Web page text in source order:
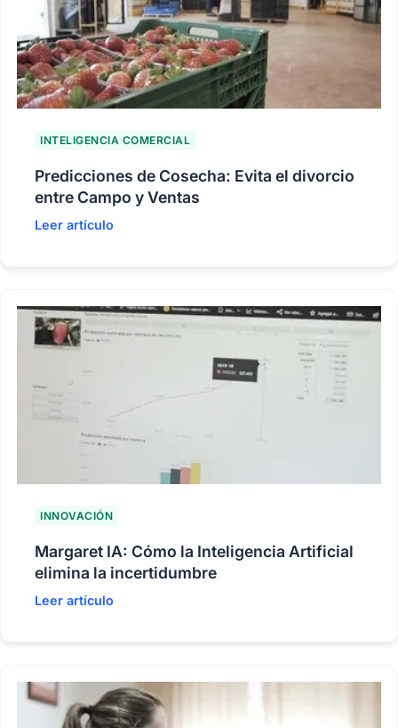
INTELIGENCIA COMERCIAL
Predicciones de Cosecha: Evita el divorcio
entre Campo y Ventas
Leer artículo
INNOVACIÓN
Margaret IA: Cómo la Inteligencia Artificial
elimina la incertidumbre
Leer artículo